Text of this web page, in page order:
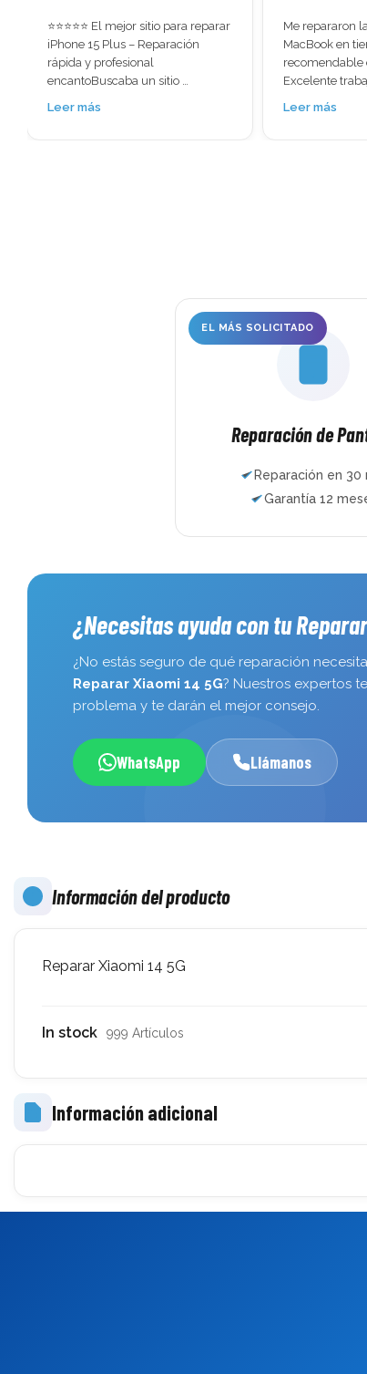
Me repararon la pantalla de mi
MacBook en tiempo récord súper
recomendable el servicio.
Excelente trabajo y super rápido.
No perdí ningún tipo de
Leer más
Fui
al ver las
la gran
positivas que
para menos,
Leer más
EL MÁS SOLICITADO
Reparación de
Reparación en 30
Garantía 12
¿Necesitas ayuda con tu
¿No estás seguro de qué reparación
Reparar Xiaomi 14 5G? Nuestros expertos
problema y te darán el mejor consejo.
WhatsApp Llámanos
Información del producto
Reparar Xiaomi 14 5G
In stock 999 Artículos
Información adicional